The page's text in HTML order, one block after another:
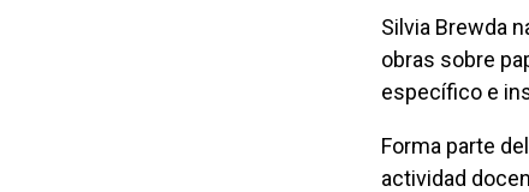
Silvia Brewda nació en Buenos Aires en 1949. Su producción comprende pinturas,
obras sobre
específico e
Forma parte del colectivo Cruda desde el año 2015. Desarrolló una importante
actividad